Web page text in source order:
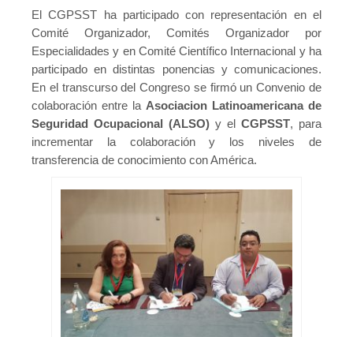
El CGPSST ha participado con representación en el
Comité Organizador, Comités Organizador por
Especialidades y en Comité Científico Internacional y ha
participado en distintas ponencias y comunicaciones.
En el transcurso del Congreso se firmó un Convenio de
colaboración entre la Asociacion Latinoamericana de
Seguridad Ocupacional (ALSO) y el CGPSST, para
incrementar la colaboración y los niveles de
transferencia de conocimiento con América.